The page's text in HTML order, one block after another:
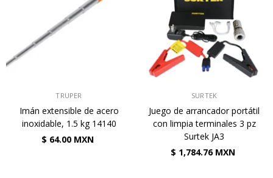
TRUPER
Imán extensible de acero
inoxidable, 1.5 kg 14140
$ 64.00 MXN
SURTEK
Juego de arrancador portátil
con limpia terminales 3 pz
Surtek JA3
$ 1,784.76 MXN